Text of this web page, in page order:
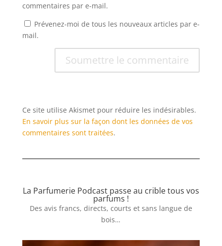
commentaires par e-mail.
Prévenez-moi de tous les nouveaux articles par e-
mail.
Soumettre le commentaire
Ce site utilise Akismet pour réduire les indésirables.
En savoir plus sur la façon dont les données de vos
commentaires sont traitées.
La Parfumerie Podcast passe au crible tous vos
parfums !
Des avis francs, directs, courts et sans langue de
bois…